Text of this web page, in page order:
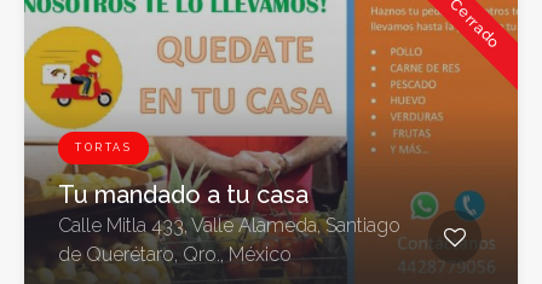
Cerrado
TORTAS
Tu mandado a tu casa
Calle Mitla 433, Valle Alameda, Santiago
de Querétaro, Qro., México